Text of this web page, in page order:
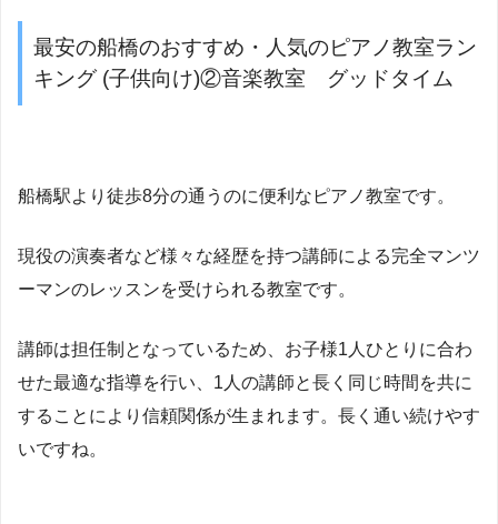
最安の船橋のおすすめ・人気のピアノ教室ラン
キング (子供向け)②音楽教室 グッドタイム
船橋駅より徒歩8分の通うのに便利なピアノ教室です。
現役の演奏者など様々な経歴を持つ講師による完全マンツ
ーマンのレッスンを受けられる教室です。
講師は担任制となっているため、お子様1人ひとりに合わ
せた最適な指導を行い、1人の講師と長く同じ時間を共に
することにより信頼関係が生まれます。長く通い続けやす
いですね。